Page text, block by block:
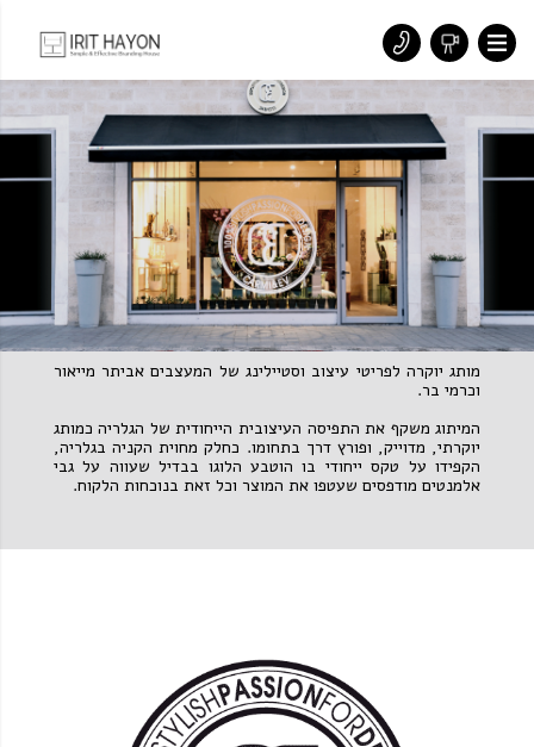
מותג יוקרה לפריטי עיצוב וסטיילינג של המעצבים אביתר מייאור
וכרמי בר.
המיתוג משקף את התפיסה העיצובית הייחודית של הגלריה כמותג
יוקרתי, מדוייק, ופורץ דרך בתחומו. כחלק מחוית הקניה בגלריה,
הקפידו על טקס ייחודי בו הוטבע הלוגו בבדיל שעווה על גבי
אלמנטים מודפסים שעטפו את המוצר וכל זאת בנוכחות הלקוח.